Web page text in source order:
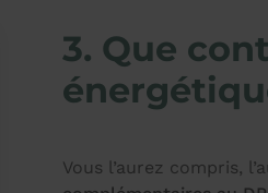
3. Que
Vous l’aurez compris,